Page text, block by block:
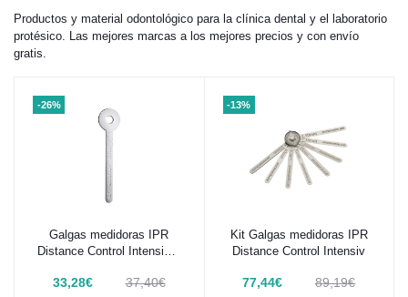
Productos y material odontológico para la clínica dental y el laboratorio
protésico. Las mejores marcas a los mejores precios y con envío
gratis.
-26%
Añadir al carrito
Galgas medidoras IPR
Distance Control Intensiv 3
33,28€ 37,40€
-13%
Añadir al carrito
Kit Galgas medidoras IPR
Distance Control Intensiv
77,44€ 89,19€